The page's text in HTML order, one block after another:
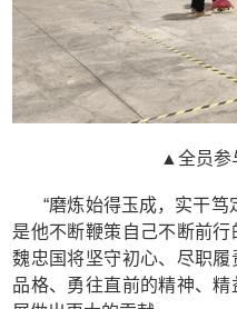
▲全员参
“磨炼始得玉成，实干笃
是他不断鞭策自己不断前行
魏忠国将坚守初心、尽职
品格、勇往直前的精神、